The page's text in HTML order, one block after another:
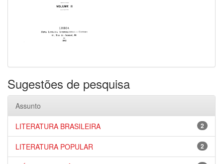
Sugestões de pesquisa
Assunto
2
LITERATURA BRASILEIRA
2
LITERATURA POPULAR